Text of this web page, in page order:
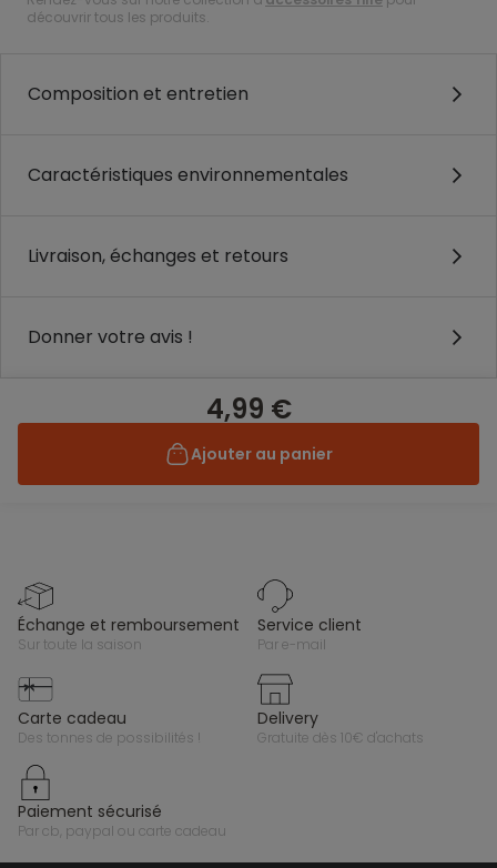
découvrir tous les produits.
Composition et entretien
Caractéristiques environnementales
Livraison, échanges et retours
Donner votre avis !
4,99 €
Ajouter au panier
échange et remboursement
sur toute la saison
service client
par e-mail
carte cadeau
des tonnes de possibilités !
delivery
gratuite dès 10€ d'achats
paiement sécurisé
par cb, paypal ou carte cadeau